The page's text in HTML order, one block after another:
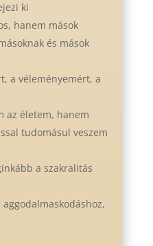
ki
hanem mások
és mások
a véleményemért, a
az életem, hanem
tudomásul veszem
a szakralitás